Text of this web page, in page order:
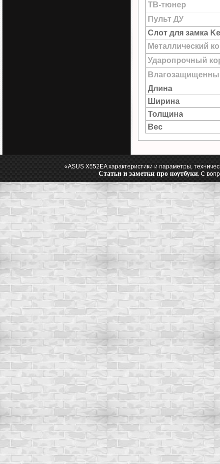
ТВ-тюнер
Пульт ДУ
Слот для замка
Металлический
Ударопрочный
Длина
Ширина
Толщина
Вес
«ASUS X552EA характеристики и параметры,
Статьи и заметки про ноутбуки. С